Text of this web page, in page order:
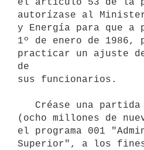
autorízase al
y Energía para que
1º de enero de 1986,
practicar un ajuste
de
sus funcionarios.
(ocho millones de
el programa 001
Superior", a los